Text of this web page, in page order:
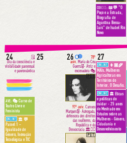
COI🦹‍♀️:📖💬 "O
Poço e a Estrada,
Biografia de
Agustina Bessa-
Luís" de Isabel Rio
Novo
24
🗓
Dia da consciência e
visibilidade pansexual
e panromântica
AVE:🎭 Curso de
Teatro Livre e
Feminista
ONLINE 🏛 💬
Painel 1 –
Igualdade de
Género, Inovação
Tecnológica e TIC
25 26 🌕
78º
aniv. Maria do Céu
Guerra🎖- Atriz e
encenadora 🎭
🇵🇹
91º aniv. Carmen
Marques🎖- Advogada,
defensora dos direitos
das mulheres, da
República e da
Democracia 🏛✊🏽
🇵🇹
27
ONLINE
👩🏽‍🌾
MAIs. Mulheres
Agricultoras em
Territórios do
Interior. O Desafio.
ONLINE 🏛 Éticas
e políticas do
cuidar - 25 anos
do Mestrado em
Estudos sobre as
Mulheres - Género,
Cidadania e
Desenvolvimento